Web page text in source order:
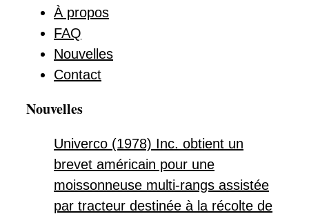
À propos
FAQ
Nouvelles
Contact
Nouvelles
Univerco (1978) Inc. obtient un
brevet américain pour une
moissonneuse multi-rangs assistée
par tracteur destinée à la récolte de